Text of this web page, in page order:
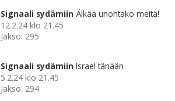
Signaali sydämiin Älkää unohtako meitä!
12.2.24 klo 21.45
Jakso: 295
Signaali sydämiin Israel tänään
5.2.24 klo 21.45
Jakso: 294